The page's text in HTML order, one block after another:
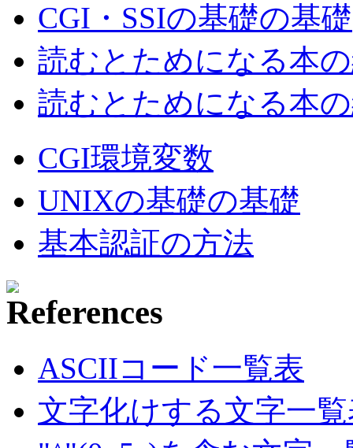
CGI・SSIの基礎の基礎
読むとためになる本
読むとためになる本
CGI環境変数
UNIXの基礎の基礎
基本認証の方法
ASCIIコード一覧表
文字化けする文字一